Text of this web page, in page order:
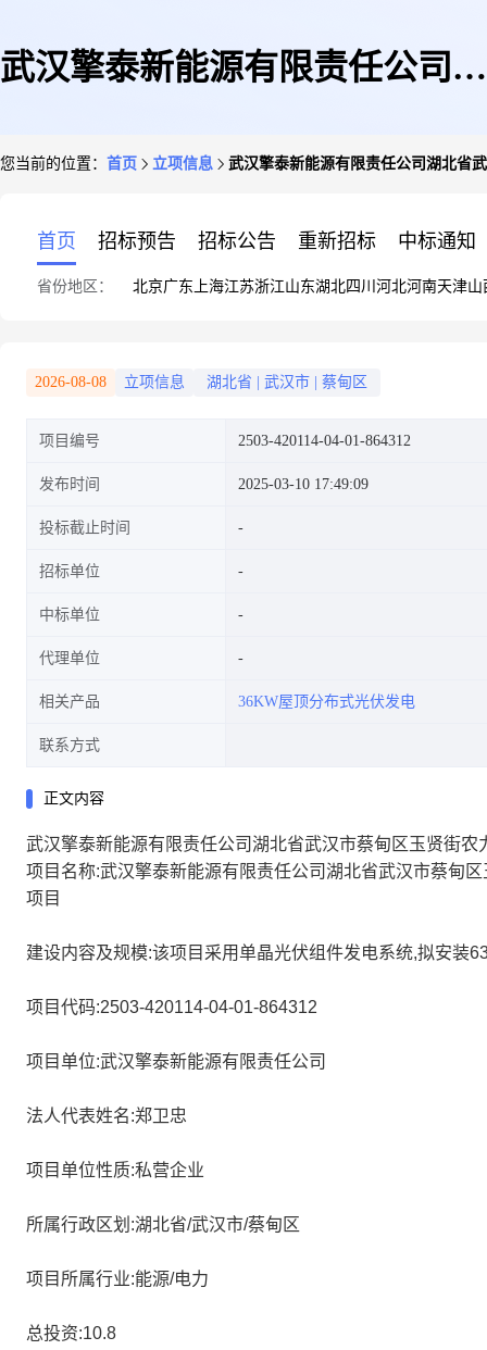
武汉擎泰新能源有限责任公司湖
布式光伏发电项目
您当前的位置： 首页 立项信息 武汉擎泰新能源有限责任公司湖北省
首页 招标预告 招标公告 重新招标 中标通知
省份地区： 北京广东 上海江苏浙江山东湖北四川 河北河南天津山
2026-08-08 立项信息 湖北省 武汉市 蔡甸区
项目编号 2503-420114-04-01-864312
发布时间 2025-03-10 17:49:09
投标截止时间
招标单位
中标单位
代理单位
相关产品 36KW屋顶分布式光伏发电
联系方式
正文内容
武汉擎泰新能源有限责任公司湖北省武汉市蔡甸区玉贤街
项目名称:武汉擎泰新能源有限责任公司湖北省武汉市蔡甸
项目
建设内容及规模:该项目采用单晶光伏组件发电系统,拟安装
项目代码:2503-420114-04-01-864312
项目单位:武汉擎泰新能源有限责任公司
法人代表姓名:郑卫忠
项目单位性质:私营企业
所属行政区划:湖北省/武汉市/蔡甸区
项目所属行业:能源/电力
总投资:10.8